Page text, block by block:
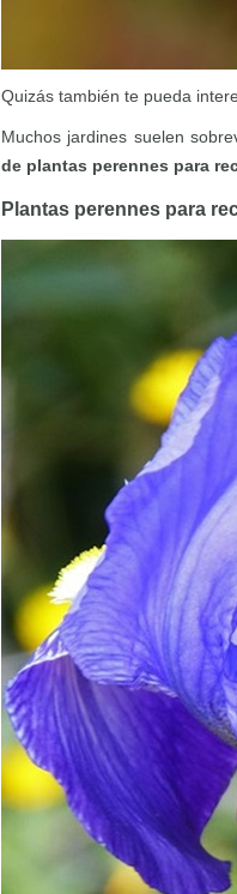
Quizás también te pueda
Muchos jardines suelen
de plantas perennes para
Plantas perennes para